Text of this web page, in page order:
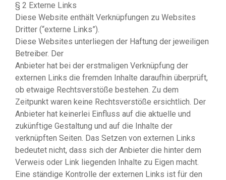
§ 2 Externe Links
Diese Website enthält Verknüpfungen zu Websites
Dritter (“externe Links”).
Diese Websites unterliegen der Haftung der jeweiligen
Betreiber. Der
Anbieter hat bei der erstmaligen Verknüpfung der
externen Links die fremden Inhalte daraufhin überprüft,
ob etwaige Rechtsverstöße bestehen. Zu dem
Zeitpunkt waren keine Rechtsverstöße ersichtlich. Der
Anbieter hat keinerlei Einfluss auf die aktuelle und
zukünftige Gestaltung und auf die Inhalte der
verknüpften Seiten. Das Setzen von externen Links
bedeutet nicht, dass sich der Anbieter die hinter dem
Verweis oder Link liegenden Inhalte zu Eigen macht.
Eine ständige Kontrolle der externen Links ist für den